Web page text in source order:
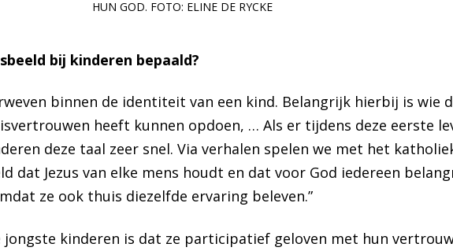
HUN GOD. FOTO: ELINE DE RYCKE
bij kinderen bepaald?
binnen de identiteit van een kind. Belangrijk hierbij is wie
heeft kunnen opdoen, … Als er tijdens deze eerste
deze taal zeer snel. Via verhalen spelen we met het
dat Jezus van elke mens houdt en dat voor God iedereen
ze ook thuis diezelfde ervaring beleven.”
jongste kinderen is dat ze participatief geloven met hun